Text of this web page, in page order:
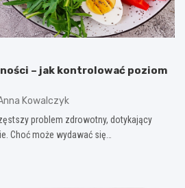
– jak kontrolować poziom
Kowalczyk
problem zdrowotny, dotykający
Choć może wydawać się…